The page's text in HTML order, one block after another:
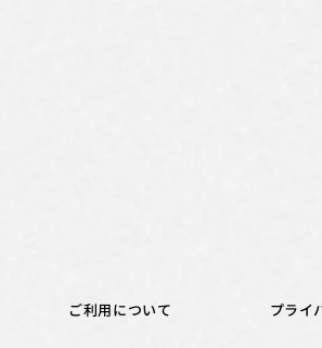
ご利用について プライ